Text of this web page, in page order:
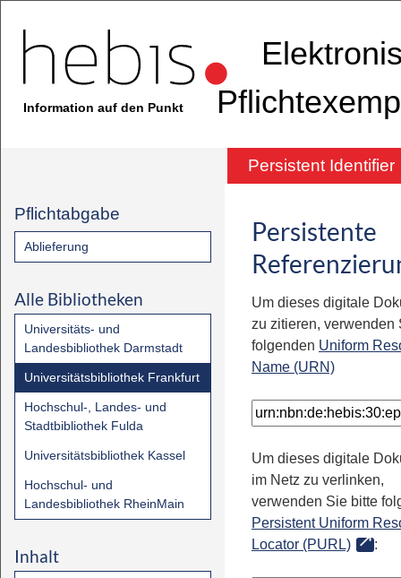
Information auf den Punkt
Persistent Identifier
Pflichtabgabe
Ablieferung
Alle Bibliotheken
Universitäts- und
Landesbibliothek Darmstadt
Universitätsbibliothek Frankfurt
Hochschul-, Landes- und
Stadtbibliothek Fulda
Universitätsbibliothek Kassel
Hochschul- und
Landesbibliothek RheinMain
Inhalt
Persistente
Um dieses digitale
zu zitieren, verwenden
folgenden Uniform
Name (URN)
Um dieses digitale
im Netz zu verlinken,
verwenden Sie bitte
Persistent Uniform
Locator (PURL)
: